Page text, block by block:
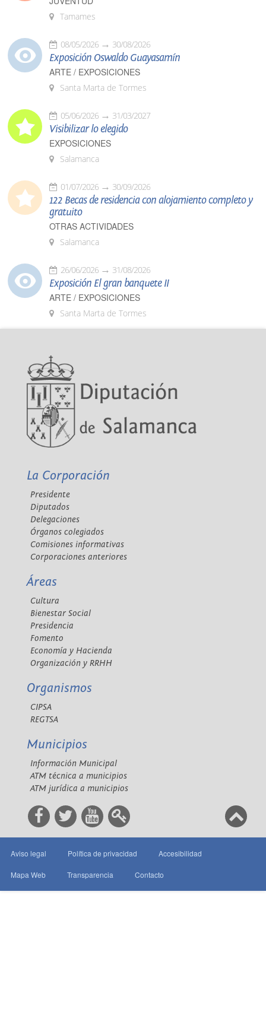
Tamames
08/05/2026 30/08/2026
Exposición Oswaldo Guayasamín
ARTE / EXPOSICIONES
Santa Marta de Tormes
05/06/2026 31/03/2027
Visibilizar lo elegido
EXPOSICIONES
Salamanca
01/07/2026 30/09/2026
122 Becas de residencia con alojamiento completo y
gratuito
OTRAS ACTIVIDADES
Salamanca
26/06/2026 31/08/2026
Exposición El gran banquete II
ARTE / EXPOSICIONES
Santa Marta de Tormes
La Corporación
Presidente
Diputados
Delegaciones
Órganos colegiados
Comisiones informativas
Corporaciones anteriores
Áreas
Cultura
Bienestar Social
Presidencia
Fomento
Economía y Hacienda
Organización y RRHH
Organismos
CIPSA
REGTSA
Municipios
Información Municipal
ATM técnica a municipios
ATM jurídica a municipios
Aviso legal Política de privacidad Accesibilidad
Mapa Web Transparencia Contacto